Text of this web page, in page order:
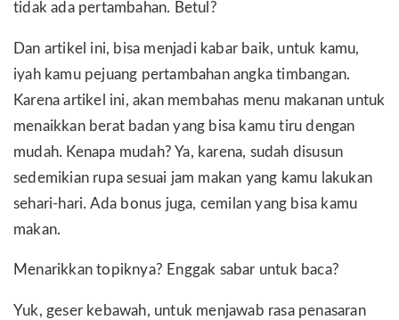
tidak ada pertambahan. Betul?
Dan artikel ini, bisa menjadi kabar baik, untuk kamu,
iyah kamu pejuang pertambahan angka timbangan.
Karena artikel ini, akan membahas menu makanan untuk
menaikkan berat badan yang bisa kamu tiru dengan
mudah. Kenapa mudah? Ya, karena, sudah disusun
sedemikian rupa sesuai jam makan yang kamu lakukan
sehari-hari. Ada bonus juga, cemilan yang bisa kamu
makan.
Menarikkan topiknya? Enggak sabar untuk baca?
Yuk, geser kebawah, untuk menjawab rasa penasaran